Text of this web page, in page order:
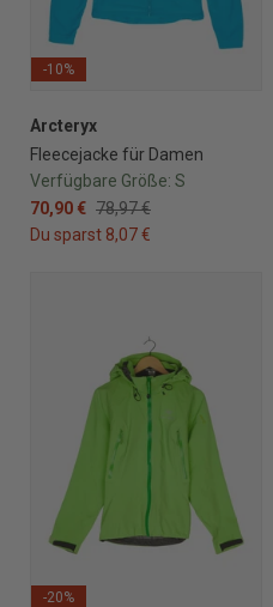
-10%
Arcteryx
Fleecejacke für Damen
Verfügbare Größe: S
70,90 € 78,97 €
Du sparst 8,07 €
-20%